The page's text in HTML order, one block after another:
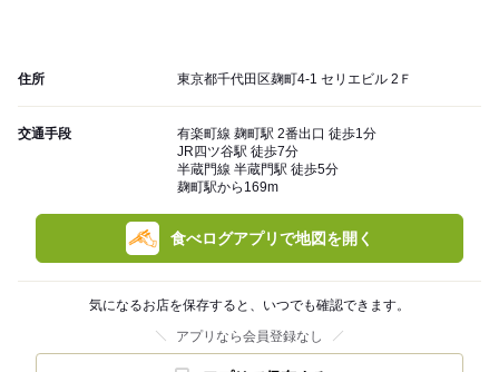
住所 東京都千代田区麹町4-1 セリエビル 2Ｆ
交通手段
有楽町線 麹町駅 2番出口 徒歩1分
JR四ツ谷駅 徒歩7分
半蔵門線 半蔵門駅 徒歩5分
麹町駅から169m
食べログアプリで地図を開く
気になるお店を保存すると、いつでも確認できます。
アプリなら会員登録なし